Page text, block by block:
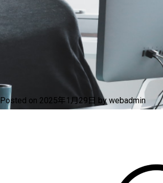
o
n
n
tPosted on 2025年1月29日 by webadmin